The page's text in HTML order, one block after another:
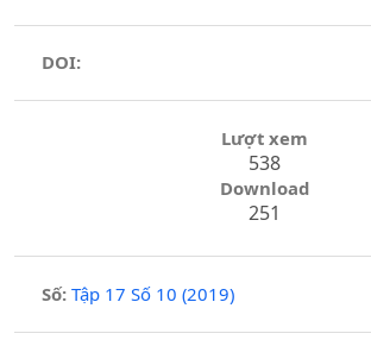
DOI:
Lượt xem
538
Download
251
Số: Tập 17 Số 10 (2019)